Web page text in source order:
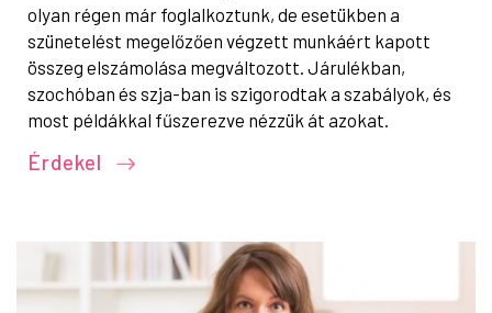
olyan régen már foglalkoztunk, de esetükben a
szünetelést megelőzően végzett munkáért kapott
összeg elszámolása megváltozott. Járulékban,
szochóban és szja-ban is szigorodtak a szabályok, és
most példákkal fűszerezve nézzük át azokat.
Érdekel